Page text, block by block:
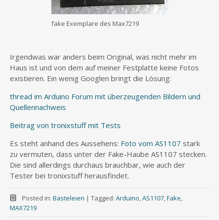
fake Exemplare des Max7219
Irgendwas war anders beim Original, was nicht mehr im
Haus ist und von dem auf meiner Festplatte keine Fotos
existieren. Ein wenig Googlen bringt die Lösung:
thread im Arduino Forum mit überzeugenden Bildern und
Quellennachweis
Beitrag von tronixstuff mit Tests
Es steht anhand des Aussehens: Foto vom AS1107 stark
zu vermuten, dass unter der Fake-Haube AS1107 stecken.
Die sind allerdings durchaus brauchbar, wie auch der
Tester bei tronixstuff herausfindet.
Posted in: Basteleien | Tagged: Arduino,AS1107,Fake,
MAX7219